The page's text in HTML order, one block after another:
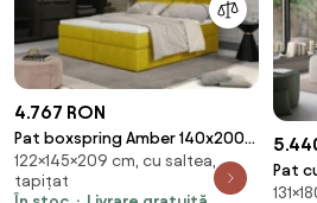
4.767 RON
Pat boxspring Amber 140x200
cm Omega 68
122×145×209 cm, cu saltea,
tapițat
Pat